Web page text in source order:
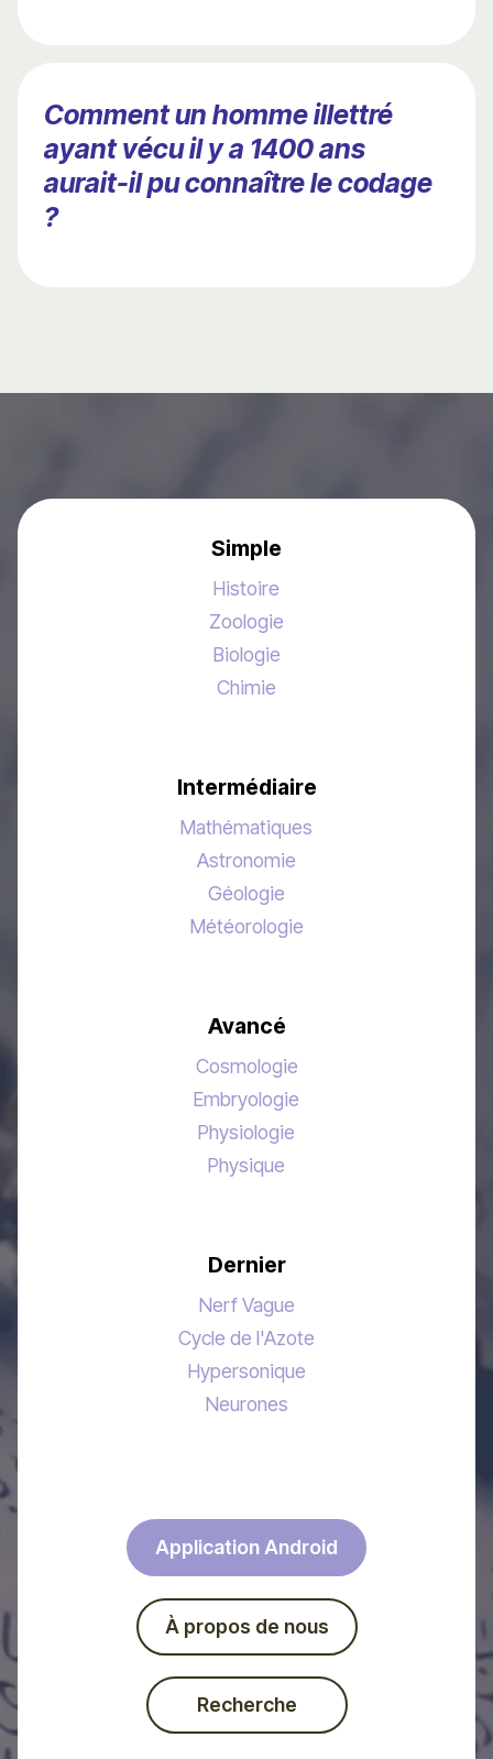
Comment un homme illettré
ayant vécu il y a 1400 ans
aurait-il pu connaître le codage
?
Simple
Histoire
Zoologie
Biologie
Chimie
Intermédiaire
Mathématiques
Astronomie
Géologie
Météorologie
Avancé
Cosmologie
Embryologie
Physiologie
Physique
Dernier
Nerf Vague
Cycle de l'Azote
Hypersonique
Neurones
Application Android
À propos de nous
Recherche